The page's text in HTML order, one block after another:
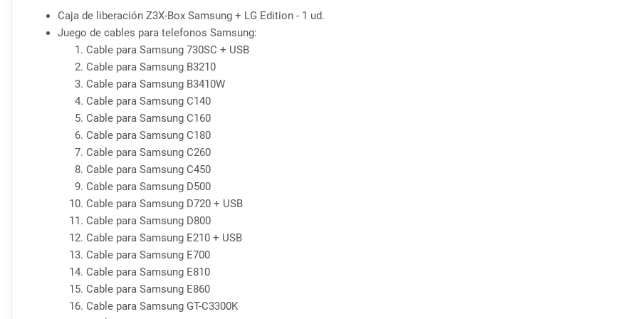
705SC, 706SC, 707SC, 707SC2, 708SC, 709SC, 730SC, 731SC, 805SC, 820SC, 821SC, 840SC, 920SC, 930SC, 931SC, 940SC,
G920FD, GT-B2100, GT-B2100C, GT-B2700, GT-B2703, GT-B2710, GT-B2710D, GT-B3210, GT-B3210C, GT-B3310, GT-B3310I,
B3410W, GT-B5210U, GT-B5212U, GT-B5310, GT-B5310L, GT-B5310R, GT-B5310U, GT-B5330, GT-B5330B, GT-B5330L, GT-
GT-B5712C, GT-B5722, GT-B5722C, GT-B6520, GT-B6520L, GT-B7300, GT-B7300C, GT-B7320, GT-B7320L, GT-B7330, GT-
GT-B7510L, GT-B7610, GT-B7610N, GT-B7620, GT-B7620U, GT-B7702, GT-B7702C, GT-B7722, GT-B7722C, GT-B7722H, GT-
GT-C3050C, GT-C3053, GT-C3110, GT-C3110C, GT-C3200, GT-C3200G, GT-C3200L, GT-C3212, GT-C3212I, GT-C3222, GT-
C3303, GT-C3303I, GT-C3303K, GT-C3310, GT-C3310C, GT-C3322, GT-C3330, GT-C3500, GT-C3510, GT-C3510L, GT-C3510N,
C3530, GT-C3560, GT-C3610, GT-C3610C, GT-C3630, GT-C3630C, GT-C3730C, GT-C3750, GT-C3752, GT-C5010, GT-C5010B,
C5130C, GT-C5130S, GT-C5130U, GT-C5180, GT-C5180C, GT-C5212, GT-C5212C, GT-C5212I, GT-C5220, GT-C5510, GT-
GT-C6620N, GT-C6625, GT-C6712, GT-E1050, GT-E1055G, GT-E1055T, GT-E1070, GT-E1070C, GT-E1070M, GT-E1070T, GT-
E1080F, GT-E1080I, GT-E1080T, GT-E1080W, GT-E1081T, GT-E1083C, GT-E1085F, GT-E1085L, GT-E1085T, GT-E1086I, GT-
E1100C, GT-E1100H, GT-E1100T, GT-E1101C, GT-E1105, GT-E1105F, GT-E1105T, GT-E1107, GT-E1107L, GT-E1110, GT-
GT-E1120C, GT-E1125, GT-E1125W, GT-E1130B, GT-E1150, GT-E1150C, GT-E1150I, GT-E1155L, GT-E1160, GT-E1170, GT-
GT-E1182, GT-E1182C, GT-E1182L, GT-E1190, GT-E1195, GT-E1200I, GT-E1202I, GT-E1210, GT-E1210C, GT-E1210M, GT-
GT-E1252, GT-E1263E, GT-E1265, GT-E1270, GT-E1272, GT-E1280, GT-E1310, GT-E1310B, GT-E1310C, GT-E1310E, GT-
E1360M, GT-E1360S, GT-E1410, GT-E1410C, GT-E2100, GT-E2100B, GT-E2100C, GT-E2100L, GT-E2120, GT-E2120B, GT-
GT-E2152, GT-E2152I, GT-E2210, GT-E2210B, GT-E2210C, GT-E2210H, GT-E2210L, GT-E2210T, GT-E2220, GT-E2222, GT-
Caja de liberación Z3X-Box Samsung + LG Edition - 1 ud.
Juego de cables para telefonos Samsung:
Cable para Samsung 730SC + USB
Cable para Samsung B3210
Cable para Samsung B3410W
Cable para Samsung C140
Cable para Samsung C160
Cable para Samsung C180
Cable para Samsung C260
Cable para Samsung C450
Cable para Samsung D500
Cable para Samsung D720 + USB
Cable para Samsung D800
Cable para Samsung E210 + USB
Cable para Samsung E700
Cable para Samsung E810
Cable para Samsung E860
Cable para Samsung GT-C3300K